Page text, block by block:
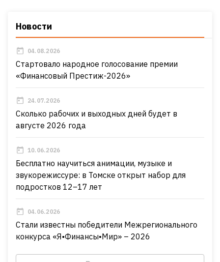
Новости
04.08.2026
Стартовало народное голосование премии
«Финансовый Престиж-2026»
24.07.2026
Сколько рабочих и выходных дней будет в
августе 2026 года
10.06.2026
Бесплатно научиться анимации, музыке и
звукорежиссуре: в Томске открыт набор для
подростков 12–17 лет
04.06.2026
Стали известны победители Межрегионального
конкурса «Я•Финансы•Мир» – 2026